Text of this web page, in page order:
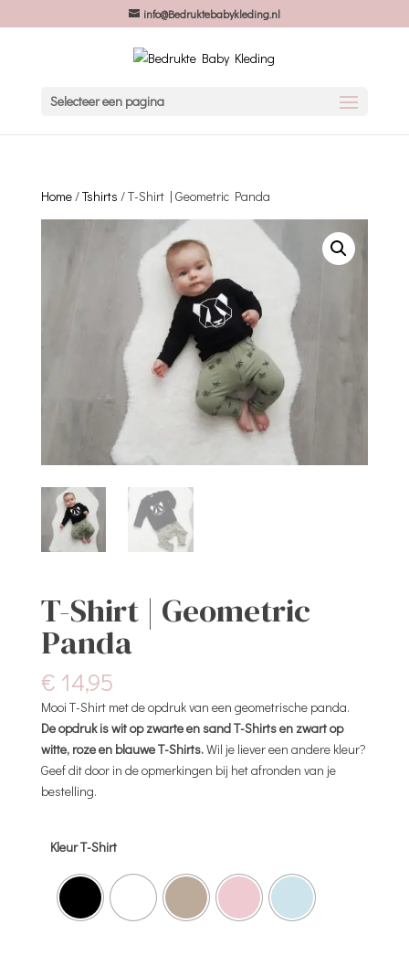
info@Bedruktebabykleding.nl
Selecteer een pagina
Home/Tshirts / T-Shirt | Geometric Panda
T-Shirt | Geometric
Panda
€ 14,95
Mooi T-Shirt met de opdruk van een geometrische panda.
De opdruk is wit op zwarte en sand T-Shirts en zwart op
witte, roze en blauwe T-Shirts.Wil je liever een andere kleur?
Geef dit door in de opmerkingen bij het afronden van je
bestelling.
Kleur T-Shirt